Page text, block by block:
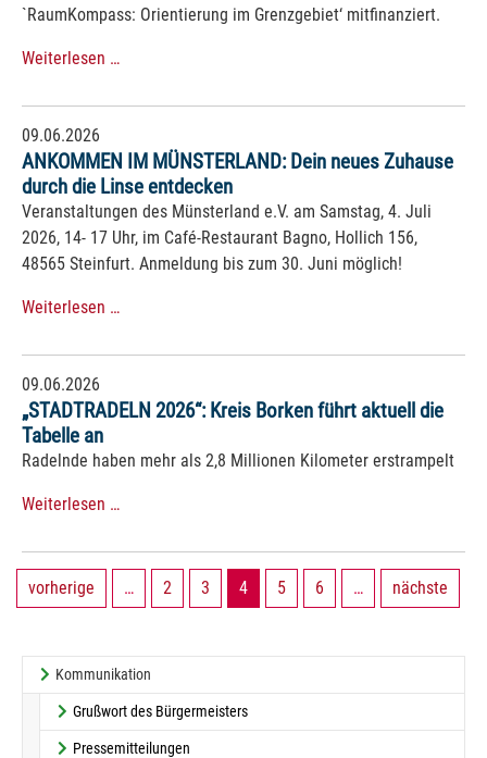
`RaumKompass: Orientierung im Grenzgebiet‘ mitfinanziert.
Weiterlesen …
09.06.2026
ANKOMMEN IM MÜNSTERLAND: Dein neues Zuhause
durch die Linse entdecken
Veranstaltungen des Münsterland e.V. am Samstag, 4. Juli
2026, 14- 17 Uhr, im Café-Restaurant Bagno, Hollich 156,
48565 Steinfurt. Anmeldung bis zum 30. Juni möglich!
Weiterlesen …
09.06.2026
„STADTRADELN 2026“: Kreis Borken führt aktuell die
Tabelle an
Radelnde haben mehr als 2,8 Millionen Kilometer erstrampelt
Weiterlesen …
vorherige … 2 3 4 5 6 … nächste
Kommunikation
Grußwort des Bürgermeisters
Pressemitteilungen